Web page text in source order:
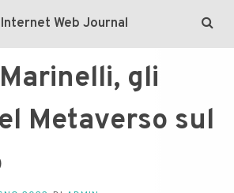
Web Journal
gli
Metaverso sul